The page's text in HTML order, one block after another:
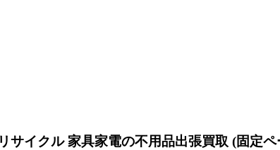
サイクル 家具家電の不用品出張買取 (固定ペ